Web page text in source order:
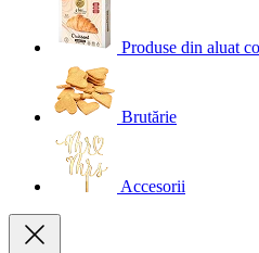
Produse din aluat
Brutărie
Accesorii